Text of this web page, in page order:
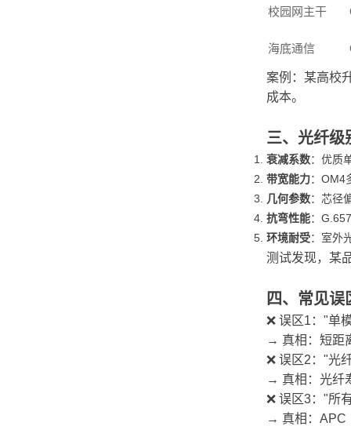
校园网主干
海底通信
案例：某高校
成本。
三、光纤级
衰减系数：优质
带宽能力：OM4
几何参数：芯径
抗弯性能：
环境耐受：室外
测试发现，某
四、常见
❌ 误区1："单
→ 真相：短距
❌ 误区2："光
→ 真相：光纤
❌ 误区3："所
→ 真相：APC